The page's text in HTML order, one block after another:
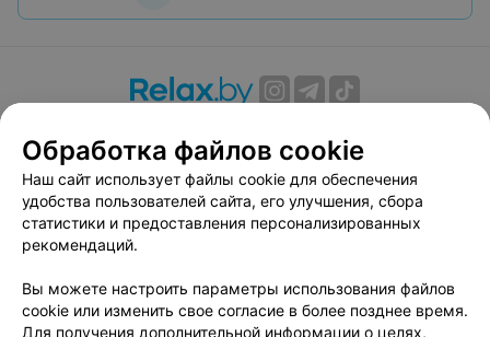
Вакансии
Публичный договор
Способы оплаты
Публичный договор по использованию сервиса
«Афиша»
Пользовательское соглашение
Связаться по вопросам сотрудничества
Написать руководителю relax.by
Обработка файлов cookie
Наш сайт использует файлы cookie для обеспечения
удобства пользователей сайта, его улучшения, сбора
статистики и предоставления персонализированных
рекомендаций.
Вы можете настроить параметры использования файлов
cookie или изменить свое согласие в более позднее время.
Для получения дополнительной информации о целях,